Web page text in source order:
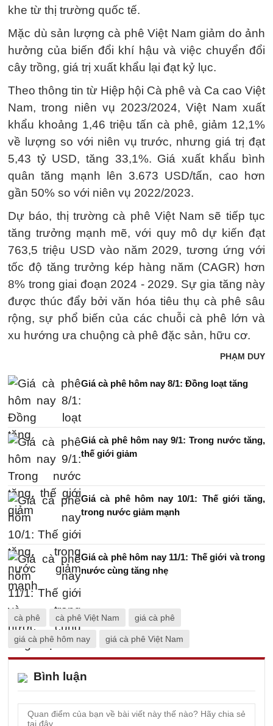
khe từ thị trường quốc tế.
Mặc dù sản lượng cà phê Việt Nam giảm do ảnh
hưởng của biến đổi khí hậu và việc chuyển đổi
cây trồng, giá trị xuất khẩu lại đạt kỷ lục.
Theo thông tin từ Hiệp hội Cà phê và Ca cao Việt
Nam, trong niên vụ 2023/2024, Việt Nam xuất
khẩu khoảng 1,46 triệu tấn cà phê, giảm 12,1%
về lượng so với niên vụ trước, nhưng giá trị đạt
5,43 tỷ USD, tăng 33,1%. Giá xuất khẩu bình
quân tăng mạnh lên 3.673 USD/tấn, cao hơn
gần 50% so với niên vụ 2022/2023.
Dự báo, thị trường cà phê Việt Nam sẽ tiếp tục
tăng trưởng mạnh mẽ, với quy mô dự kiến đạt
763,5 triệu USD vào năm 2029, tương ứng với
tốc độ tăng trưởng kép hàng năm (CAGR) hơn
8% trong giai đoạn 2024 - 2029. Sự gia tăng này
được thúc đẩy bởi văn hóa tiêu thụ cà phê sâu
rộng, sự phổ biến của các chuỗi cà phê lớn và
xu hướng ưa chuộng cà phê đặc sản, hữu cơ.
PHẠM DUY
Giá cà phê hôm nay 8/1: Đồng loạt tăng
Giá cà phê hôm nay 9/1: Trong nước tăng,
thế giới giảm
Giá cà phê hôm nay 10/1: Thế giới tăng,
trong nước giảm mạnh
Giá cà phê hôm nay 11/1: Thế giới và trong
nước cùng tăng nhẹ
cà phê cà phê Việt Nam giá cà phê
giá cà phê hôm nay giá cà phê Việt Nam
Bình luận